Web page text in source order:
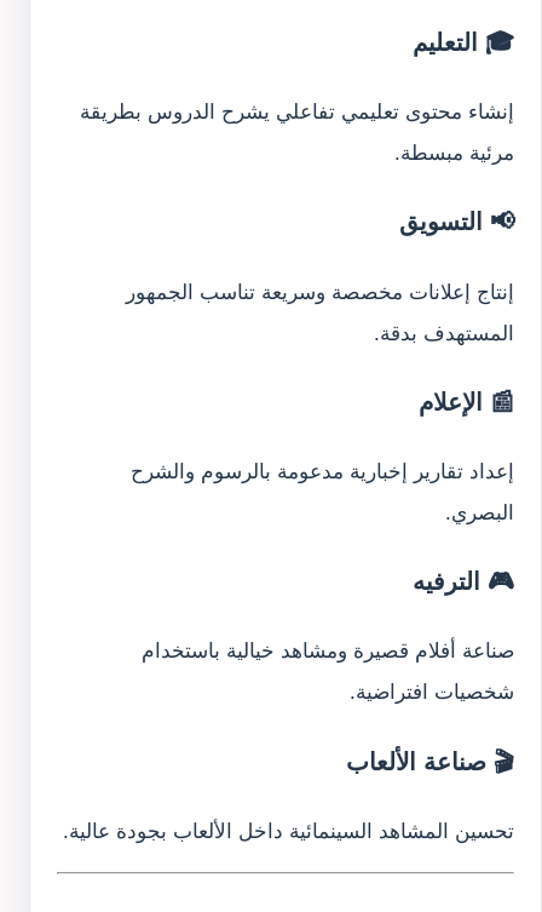
🎓 التعليم
إنشاء محتوى تعليمي تفاعلي يشرح الدروس بطريقة
مرئية مبسطة.
📢 التسويق
إنتاج إعلانات مخصصة وسريعة تناسب الجمهور
المستهدف بدقة.
📰 الإعلام
إعداد تقارير إخبارية مدعومة بالرسوم والشرح
البصري.
🎮 الترفيه
صناعة أفلام قصيرة ومشاهد خيالية باستخدام
شخصيات افتراضية.
🎬 صناعة الألعاب
تحسين المشاهد السينمائية داخل الألعاب بجودة عالية.